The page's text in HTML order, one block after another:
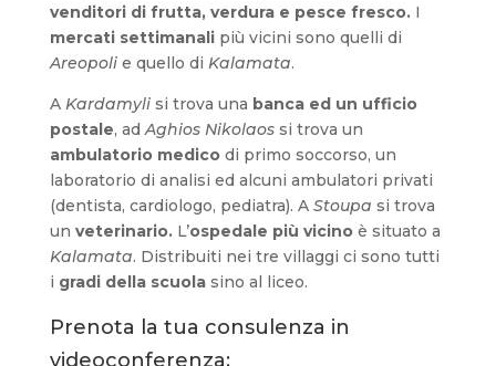
venditori di frutta, verdura e pesce fresco.I
mercati settimanalipiù vicini sono quelli di
Areopolie quello di Kalamata.
A Kardamylisi trova una banca ed un ufficio
postale, adAghios Nikolaossi trova un
ambulatorio medicodi primo soccorso, un
laboratorio di analisi ed alcuni ambulatori privati
(dentista, cardiologo, pediatra). A Stoupa si trova
un veterinario.L’ospedale più vicinoè situato a
Kalamata. Distribuiti nei tre villaggi ci sono tutti
i gradi della scuolasino al liceo.
Prenota la tua consulenza in
videoconferenza: